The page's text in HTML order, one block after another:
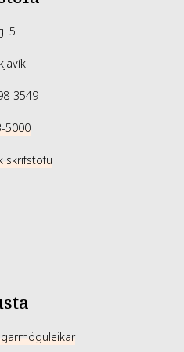
5
3549
5000
skrifstofu